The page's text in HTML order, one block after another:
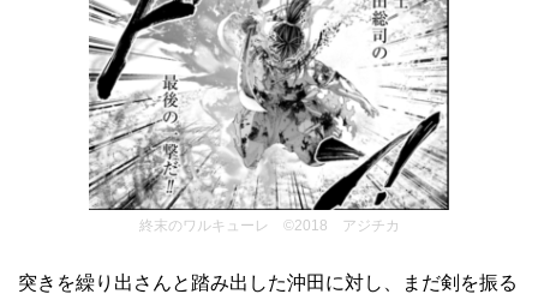
終末のワルキューレ ©2018 アジチカ
突きを繰り出さんと踏み出した沖田に対し、まだ剣を振る